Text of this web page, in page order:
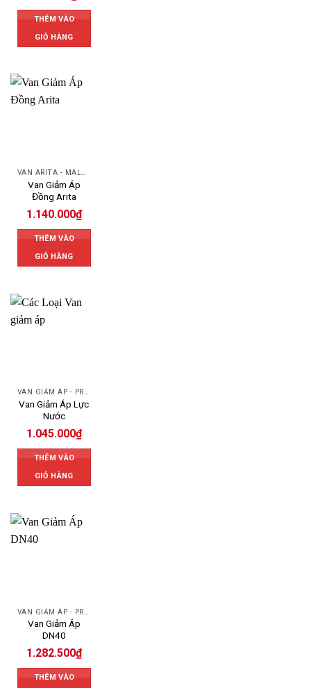
THÊM VÀO
GIỎ HÀNG
VAN ARITA - MALAYSIA
Van Giảm Áp
Đồng Arita
1.140.000₫
THÊM VÀO
GIỎ HÀNG
VAN GIẢM ÁP - PRESSURE REDUCING VALVE
Van Giảm Áp Lực
Nước
1.045.000₫
THÊM VÀO
GIỎ HÀNG
Van Giảm Áp
DN40
1.282.500₫
THÊM VÀO